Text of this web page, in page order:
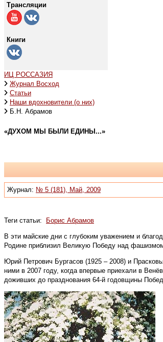
Трансляции
Книги
ИЦ РОССАЗИЯ
Журнал Восход
Статьи
Наши вдохновители (о них)
Б.Н. Абрамов
«ДУХОМ МЫ БЫЛИ ЕДИНЫ...»
Журнал: № 5 (181), Май, 2009
Теги статьи: Борис Абрамов
В эти майские дни с глубоким уважением и
Родине приблизил Великую Победу над
Юрий Петрович Бургасов (1925 – 2008) и
ними в 2007 году, когда впервые приехали в
доживших до празднования 64-й годовщины